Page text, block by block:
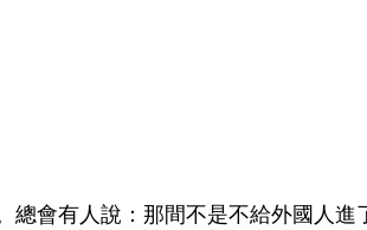
總會有人說：那間不是不給外國人進